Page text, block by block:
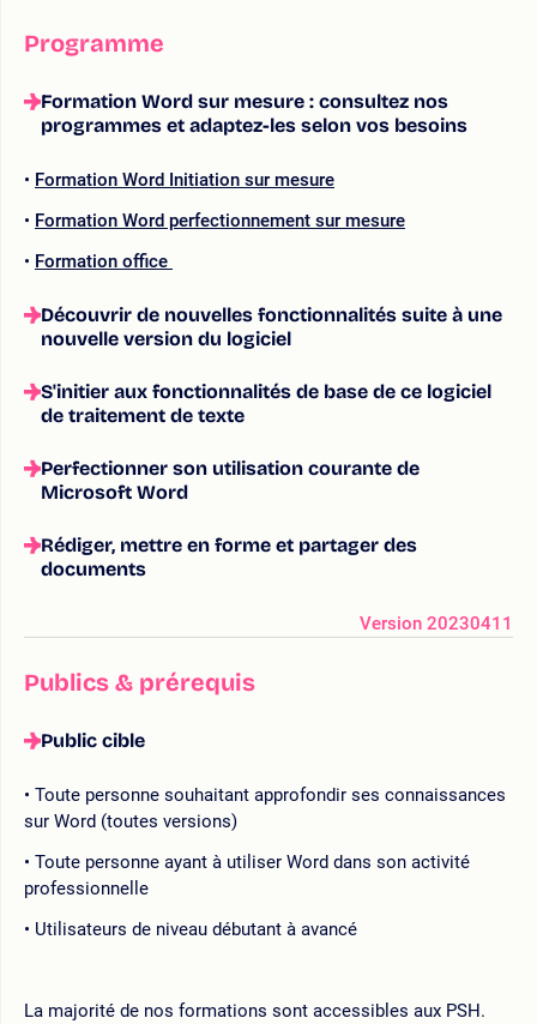
Programme
Formation Word sur mesure : consultez nos
programmes et adaptez-les selon vos besoins
Formation Word Initiation sur mesure
Formation Word perfectionnement sur mesure
Formation office
Découvrir de nouvelles fonctionnalités suite à une
nouvelle version du logiciel
S'initier aux fonctionnalités de base de ce logiciel
de traitement de texte
Perfectionner son utilisation courante de
Microsoft Word
Rédiger, mettre en forme et partager des
documents
Version 20230411
Publics & prérequis
Public cible
Toute personne souhaitant approfondir ses connaissances
sur Word (toutes versions)
Toute personne ayant à utiliser Word dans son activité
professionnelle
Utilisateurs de niveau débutant à avancé
La majorité de nos formations sont accessibles aux PSH.